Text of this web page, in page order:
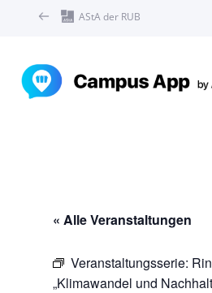
AStA der RUB
« Alle Veranstaltungen
Veranstaltungsserie:
„Klimawandel und